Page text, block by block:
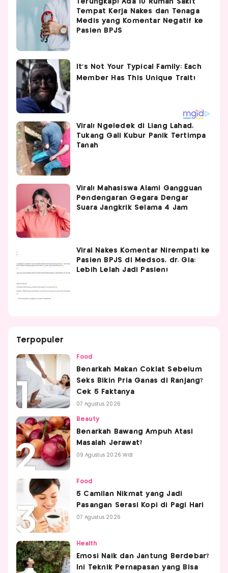
Terungkap! Ada 10 Rumah Sakit
Tempat Kerja Nakes dan Tenaga
Medis yang Komentar Negatif ke
Pasien BPJS
Viral! Ngeledek di Liang Lahad,
Tukang Gali Kubur Panik Tertimpa
Tanah
Viral! Mahasiswa Alami Gangguan
Pendengaran Gegara Dengar
Suara Jangkrik Selama 4 Jam
Viral Nakes Komentar Nirempati ke
Pasien BPJS di Medsos, dr. Gia:
Lebih Lelah Jadi Pasien!
Terpopuler
Food
Benarkah Makan Coklat Sebelum
Seks Bikin Pria Ganas di Ranjang?
Cek 5 Faktanya
07 Agustus 2026
Beauty
Benarkah Bawang Ampuh Atasi
Masalah Jerawat?
09 Agustus 2026 WIB
Food
5 Camilan Nikmat yang Jadi
Pasangan Serasi Kopi di Pagi Hari
07 Agustus 2026
Health
Emosi Naik dan Jantung Berdebar?
Ini Teknik Pernapasan yang Bisa